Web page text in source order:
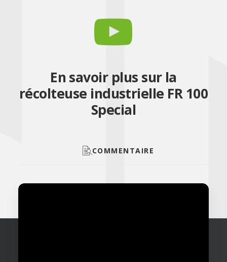
En savoir plus sur la
récolteuse industrielle FR 100
Special
COMMENTAIRE